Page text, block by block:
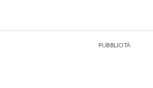
PUBBLICITÀ